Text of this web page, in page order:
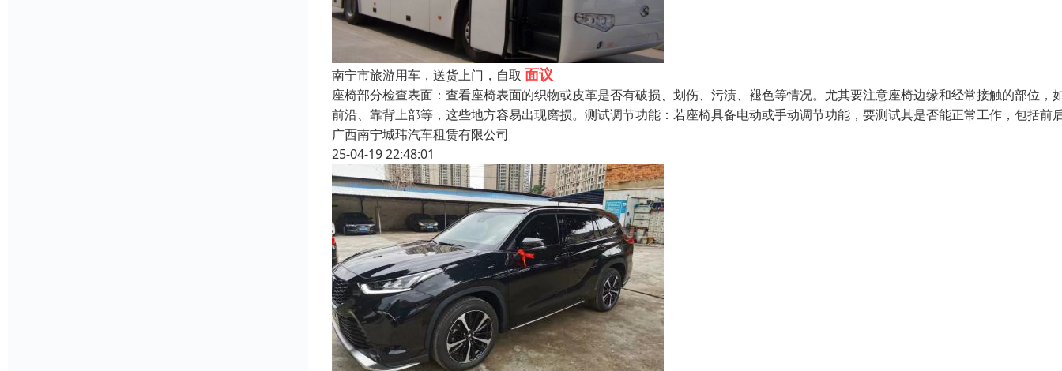
南宁市旅游用车，送货上门，自取 面议
座椅部分检查表面：查看座椅表面的织物或皮革是否有破损、划伤、污渍、褪色等情况。尤其要注意座椅边缘和经常接触的部位，
前沿、靠背上部等，这些地方容易出现磨损。测试调节功能：若座椅具备电动或手动调节功能，要测试其是否能正常工作，包括前
广西南宁城玮汽车租赁有限公司
25-04-19 22:48:01